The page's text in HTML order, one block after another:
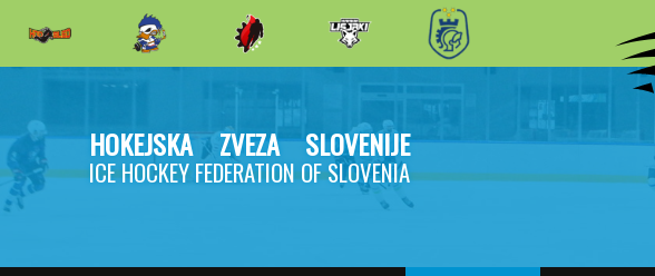
HOKEJSKA ZVEZA SLOVENIJE
ICE HOCKEY FEDERATION OF SLOVENIA